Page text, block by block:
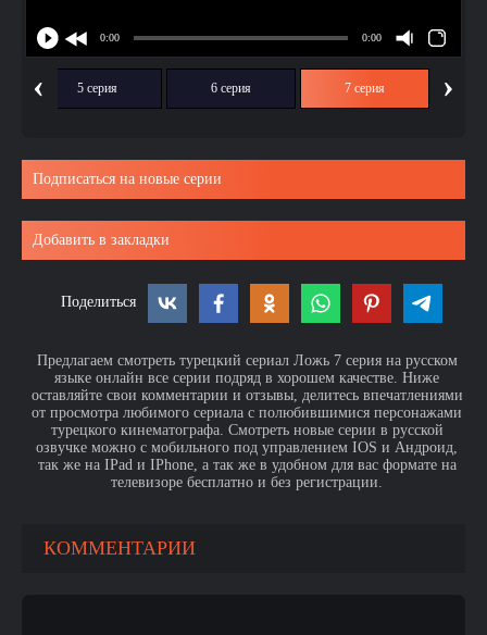
‹ 5 серия 6 серия 7 серия ›
Подписаться на новые серии
Добавить в закладки
Поделиться
Предлагаем смотреть турецкий сериал Ложь 7 серия на русском
языке онлайн все серии подряд в хорошем качестве. Ниже
оставляйте свои комментарии и отзывы, делитесь впечатлениями
от просмотра любимого сериала с полюбившимися персонажами
турецкого кинематографа. Смотреть новые серии в русской
озвучке можно с мобильного под управлением IOS и Андроид,
так же на IPad и IPhone, а так же в удобном для вас формате на
телевизоре бесплатно и без регистрации.
КОММЕНТАРИИ